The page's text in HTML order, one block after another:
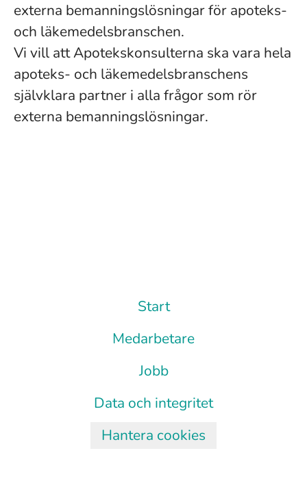
externa bemanningslösningar för apoteks-
och läkemedelsbranschen.
Vi vill att Apotekskonsulterna ska vara hela
apoteks- och läkemedelsbranschens
självklara partner i alla frågor som rör
externa bemanningslösningar.
Start
Medarbetare
Jobb
Data och integritet
Hantera cookies